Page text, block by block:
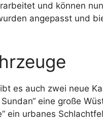
und können
angepasst und
es auch zwei neue
Sundan“ eine große
ein urbanes